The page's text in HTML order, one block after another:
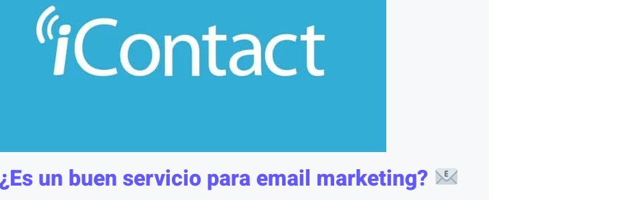
un buen servicio para email marketing?